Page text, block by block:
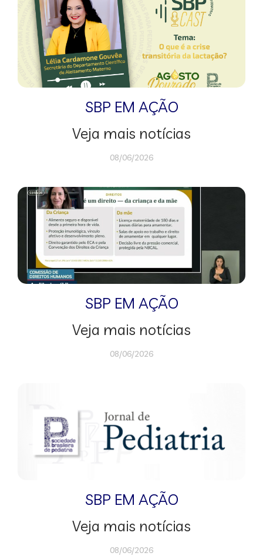
SBP EM AÇÃO
Veja mais notícias
08/06/2026
SBP EM AÇÃO
Veja mais notícias
08/06/2026
SBP EM AÇÃO
Veja mais notícias
08/06/2026